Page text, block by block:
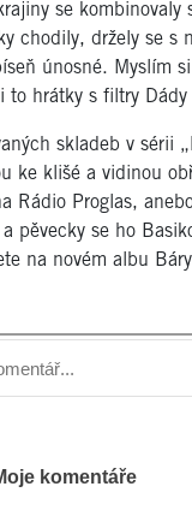
se
chodily, držely se s
únosné. Myslím
to hrátky s filtry Dády
skladeb v sérii
ke klišé a vidinou
Rádio Proglas,
pěvecky se ho
na novém albu